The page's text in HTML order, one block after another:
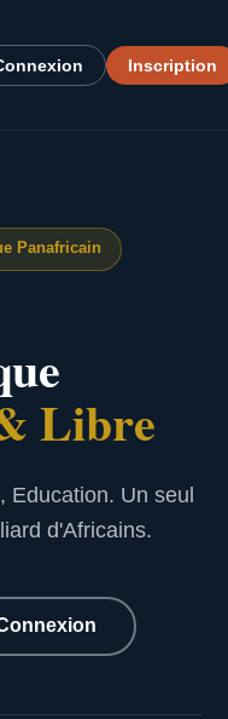
Inscription
Panafricain
Libre
Education. Un seul
d'Africains.